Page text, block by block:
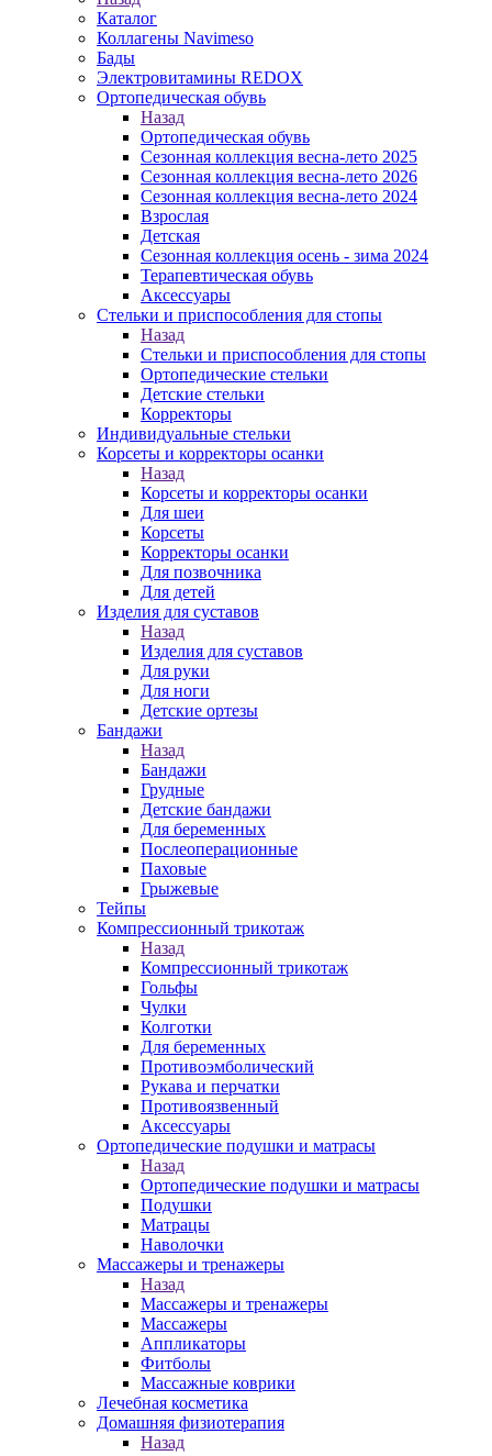
Каталог
Коллагены Navimeso
Бады
Электровитамины REDOX
Ортопедическая обувь
Назад
Ортопедическая обувь
Сезонная коллекция весна-лето 2025
Сезонная коллекция весна-лето 2026
Сезонная коллекция весна-лето 2024
Взрослая
Детская
Сезонная коллекция осень - зима 2024
Терапевтическая обувь
Аксессуары
Стельки и приспособления для стопы
Назад
Стельки и приспособления для стопы
Ортопедические стельки
Детские стельки
Корректоры
Индивидуальные стельки
Корсеты и корректоры осанки
Назад
Корсеты и корректоры осанки
Для шеи
Корсеты
Корректоры осанки
Для позвочника
Для детей
Изделия для суставов
Назад
Изделия для суставов
Для руки
Для ноги
Детские ортезы
Бандажи
Назад
Бандажи
Грудные
Детские бандажи
Для беременных
Послеоперационные
Паховые
Грыжевые
Тейпы
Компрессионный трикотаж
Назад
Компрессионный трикотаж
Гольфы
Чулки
Колготки
Для беременных
Противоэмболический
Рукава и перчатки
Противоязвенный
Аксессуары
Ортопедические подушки и матрасы
Назад
Ортопедические подушки и матрасы
Подушки
Матрацы
Наволочки
Массажеры и тренажеры
Назад
Массажеры и тренажеры
Массажеры
Аппликаторы
Фитболы
Массажные коврики
Лечебная косметика
Домашняя физиотерапия
Назад